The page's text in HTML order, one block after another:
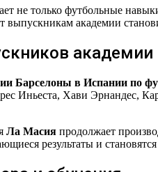
не только футбольные
выпускникам академии
Барселоны в Испании по
Иньеста, Хави Эрнандес,
Ла Масия продолжает
результаты и